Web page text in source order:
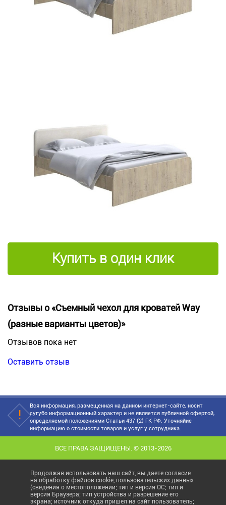
Купить в один клик
Отзывы о «Съемный чехол для кроватей Way
(разные варианты цветов)»
Отзывов пока нет
Оставить отзыв
Вся информация, размещенная на данном интернет-сайте, носит
сугубо информационный характер и не является публичной офертой,
определяемой положениями Статьи 437 (2) ГК РФ. Уточняйие
информацию о стоимости товаров и услуг у сотрудника.
ВСЕ ПРАВА ЗАЩИЩЕНЫ. © 2013-2026
Продолжая использовать наш сайт, вы даете согласие
на обработку файлов cookie, пользовательских данных
(сведения о местоположении; тип и версия ОС; тип и
версия Браузера; тип устройства и разрешение его
экрана; источник откуда пришел на сайт пользователь;